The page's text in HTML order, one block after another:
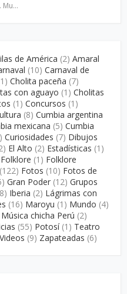
Mu…
de América (2) Amaral
(10) Carnaval de
Cholita paceña (7)
con aguayo (1) Cholitas
(1) Concursos (1)
(8) Cumbia argentina
mexicana (5) Cumbia
Curiosidades (7) Dibujos
El Alto (2) Estadísticas (1)
Folklore (1) Folklore
(122) Fotos (10) Fotos de
Gran Poder (12) Grupos
Iberia (2) Lágrimas con
(16) Maroyu (1) Mundo (4)
Música chicha Perú (2)
(55) Potosí (1) Teatro
Videos (9) Zapateadas (6)